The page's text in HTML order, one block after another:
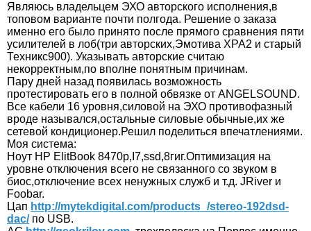
Являюсь владельцем ЭХО авторского исполнения,в
топовом варианте почти полгода. Решение о заказа
именно его было принято после прямого сравнения пяти
усилителей в лоб(три авторских,Эмотива XPA2 и старый
Техникс900). Указывать авторские считаю
некорректным,по вполне понятным причинам.
Пару дней назад появилась возможность
протестировать его в полной обвязке от ANGELSOUND.
Все кабели 16 уровня,силовой на ЭХО противофазный
вроде назывался,остальные силовые обычные,их же
сетевой кондиционер.Решил поделиться впечатлениями.
Моя система:
Ноут HP ElitBook 8470p,I7,ssd,8гиг.Оптимизация на
уровне отключения всего не связанного со звуком в
биос,отключение всех ненужных служб и т.д. JRiver и
Foobar.
Цап http://mytekdigital.com/products_/stereo-192dsd-
dac/по USB.